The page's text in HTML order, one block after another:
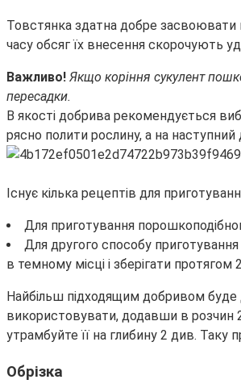
Товстянка здатна добре засвоювати
часу обсяг їх внесення скорочують
Важливо! Якщо коріння сукулент
пересадки.
В якості добрива рекомендується
рясно полити рослину, а на
Існує кілька рецептів для
Для приготування
Для другого способу
в темному місці і зберігати
Найбільш підходящим добривом буде
використовувати, додавши в розчин
утрамбуйте її на глибину 2 див. Таку
Обрізка